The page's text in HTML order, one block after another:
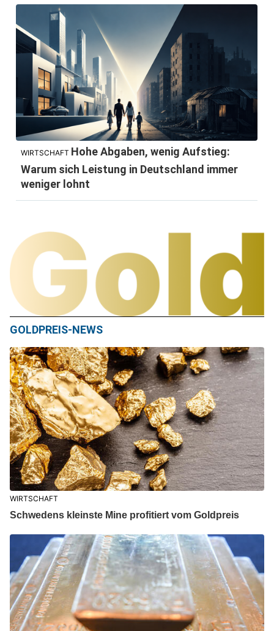
WIRTSCHAFT Hohe Abgaben, wenig Aufstieg:
Warum sich Leistung in Deutschland immer
weniger lohnt
GOLDPREIS-NEWS
WIRTSCHAFT
Schwedens kleinste Mine profitiert vom Goldpreis